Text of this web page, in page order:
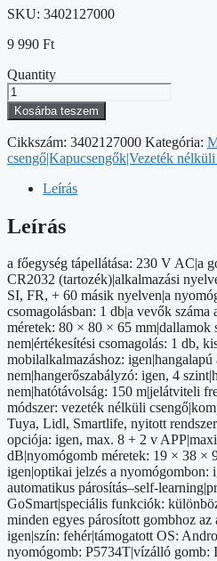
SKU: 3402127000
9 990 Ft
Quantity
GoSmart
Vezeték
nélküli
csengő
P5735WS
wifivel
mennyiség
Kosárba teszem
Cikkszám: 3402127000 Kategória:
csengő|Kapucsengők|Vezeték
Leírás
Leírás
a főegység tápellátása: 230 V AC|a
CR2032 (tartozék)|alkalmazási
SI, FR, + 60 másik nyelven|a
csomagolásban: 1 db|a vevők száma
méretek: 80 × 80 × 65 mm|dallamok
nem|értékesítési csomagolás: 1 db,
mobilalkalmazáshoz: igen|hangalapú
nem|hangerőszabályzó: igen, 4
nem|hatótávolság: 150 m|jelátviteli
módszer: vezeték nélküli
Tuya, Lidl, Smartlife, nyitott
opciója: igen, max. 8 + 2 v
dB|nyomógomb méretek: 19 × 38 ×
igen|optikai jelzés a nyomógombon:
automatikus párosítás–self-
GoSmart|speciális funkciók:
minden egyes párosított gombhoz az
igen|szín: fehér|támogatott OS:
nyomógomb: P5734T|vízálló gomb: